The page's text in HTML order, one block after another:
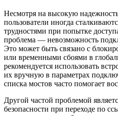
Несмотря на высокую
пользователи иногда
трудностями при попытке
проблема — невозможность
Это может быть связано с
или временными сбоями в
рекомендуется использовать
их вручную в параметрах
списка мостов часто помогает
Другой частой проблемой
безопасности при переходе по